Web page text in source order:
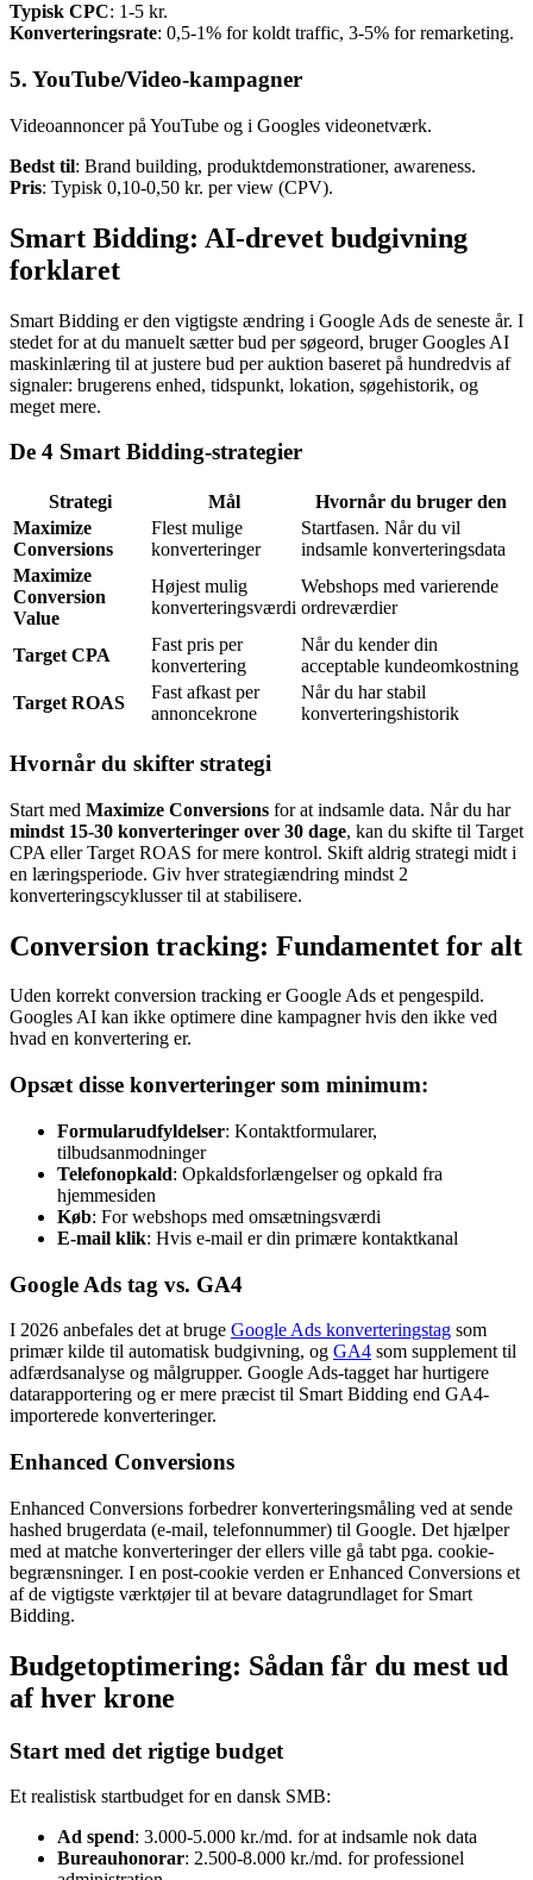
Typisk CPC: 1-5 kr.
Konverteringsrate: 0,5-1% for koldt traffic, 3-5% for remarketing.
5. YouTube/Video-kampagner
Videoannoncer på YouTube og i Googles videonetværk.
Bedst til: Brand building, produktdemonstrationer, awareness.
Pris: Typisk 0,10-0,50 kr. per view (CPV).
Smart Bidding: AI-drevet budgivning
forklaret
Smart Bidding er den vigtigste ændring i Google Ads de seneste år. I
stedet for at du manuelt sætter bud per søgeord, bruger Googles AI
maskinlæring til at justere bud per auktion baseret på hundredvis af
signaler: brugerens enhed, tidspunkt, lokation, søgehistorik, og
meget mere.
De 4 Smart Bidding-strategier
Strategi Mål
Hvornår du bruger den
Maximize
Conversions
Flest mulige
konverteringer
Startfasen. Når du vil
indsamle konverteringsdata
Maximize
Conversion
Value
Højest mulig
konverteringsværdi
Webshops med varierende
ordreværdier
Target CPA
Fast pris per
konvertering
Når du kender din
acceptable kundeomkostning
Target ROAS
Fast afkast per
annoncekrone
Når du har stabil
konverteringshistorik
Hvornår du skifter strategi
Start med Maximize Conversions for at indsamle data. Når du har
mindst 15-30 konverteringer over 30 dage, kan du skifte til Target
CPA eller Target ROAS for mere kontrol. Skift aldrig strategi midt i
en læringsperiode. Giv hver strategiændring mindst 2
konverteringscyklusser til at stabilisere.
Conversion tracking: Fundamentet for alt
Uden korrekt conversion tracking er Google Ads et pengespild.
Googles AI kan ikke optimere dine kampagner hvis den ikke ved
hvad en konvertering er.
Opsæt disse konverteringer som minimum:
Formularudfyldelser: Kontaktformularer,
tilbudsanmodninger
Telefonopkald: Opkaldsforlængelser og opkald fra
hjemmesiden
Køb: For webshops med omsætningsværdi
E-mail klik: Hvis e-mail er din primære kontaktkanal
Google Ads tag vs. GA4
I 2026 anbefales det at bruge Google Ads konverteringstag som
primær kilde til automatisk budgivning, og GA4 som supplement til
adfærdsanalyse og målgrupper. Google Ads-tagget har hurtigere
datarapportering og er mere præcist til Smart Bidding end GA4-
importerede konverteringer.
Enhanced Conversions
Enhanced Conversions forbedrer konverteringsmåling ved at sende
hashed brugerdata (e-mail, telefonnummer) til Google. Det hjælper
med at matche konverteringer der ellers ville gå tabt pga. cookie-
begrænsninger. I en post-cookie verden er Enhanced Conversions et
af de vigtigste værktøjer til at bevare datagrundlaget for Smart
Bidding.
Budgetoptimering: Sådan får du mest ud
af hver krone
Start med det rigtige budget
Et realistisk startbudget for en dansk SMB:
Ad spend: 3.000-5.000 kr./md. for at indsamle nok data
Bureauhonorar: 2.500-8.000 kr./md. for professionel